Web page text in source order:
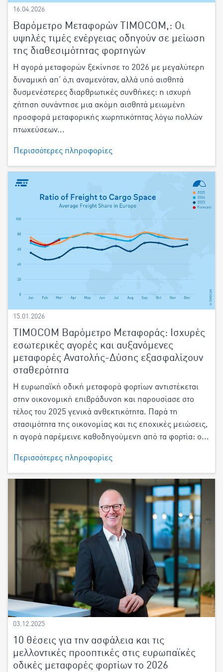
16.04.2026
Βαρόμετρο Μεταφορών TIMOCOM,: Οι
υψηλές τιμές ενέργειας οδηγούν σε μείωση
της διαθεσιμότητας φορτηγών
Η αγορά μεταφορών ξεκίνησε το 2026 με μεγαλύτερη
δυναμική απ’ ό,τι αναμενόταν, αλλά υπό αισθητά
δυσμενέστερες διαρθρωτικές συνθήκες: η ισχυρή
ζήτηση συνάντησε μια ακόμη αισθητά μειωμένη
προσφορά μεταφορικής χωρητικότητας λόγω πολλών
πτωχεύσεων...
Περισσότερες πληροφορίες
15.01.2026
TIMOCOM Βαρόμετρο Μεταφοράς: Ισχυρές
εσωτερικές αγορές και αυξανόμενες
μεταφορές Ανατολής-Δύσης εξασφαλίζουν
σταθερότητα
Η ευρωπαϊκή οδική μεταφορά φορτίων αντιστέκεται
στην οικονομική επιβράδυνση και παρουσίασε στο
τέλος του 2025 γενικά ανθεκτικότητα. Παρά τη
στασιμότητα της οικονομίας και τις εποχικές μειώσεις,
η αγορά παρέμεινε καθοδηγούμενη από τα φορτία: ο...
Περισσότερες πληροφορίες
03.12.2025
10 θέσεις για την ασφάλεια και τις
μελλοντικές προοπτικές στις ευρωπαϊκές
οδικές μεταφορές φορτίων το 2026